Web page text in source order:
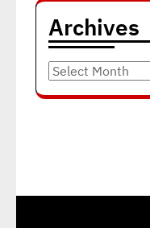
Archives
Archives